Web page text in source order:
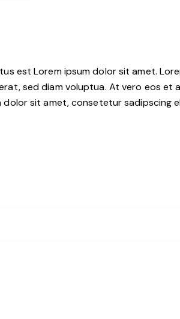
est Lorem ipsum dolor sit amet.
sed diam voluptua. At vero eos et
dolor sit amet, consetetur sadipscing